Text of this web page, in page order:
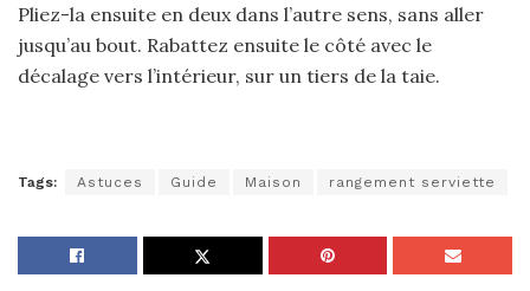
Pliez-la ensuite en deux dans l’autre sens, sans aller
jusqu’au bout. Rabattez ensuite le côté avec le
décalage vers l’intérieur, sur un tiers de la taie.
Tags: Astuces Guide Maison rangement serviette